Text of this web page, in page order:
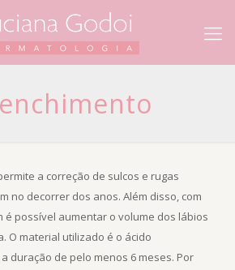
a correção de sulcos e rugas
no decorrer dos anos. Além disso, com
é possível aumentar o volume dos lábios
O material utilizado é o ácido
duração de pelo menos 6 meses. Por